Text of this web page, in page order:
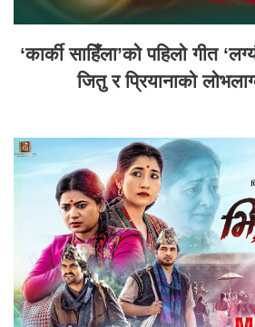
‘कार्की साहिँला’को पहिलो गीत
जितु र प्रियानाको